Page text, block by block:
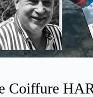
Coiffure